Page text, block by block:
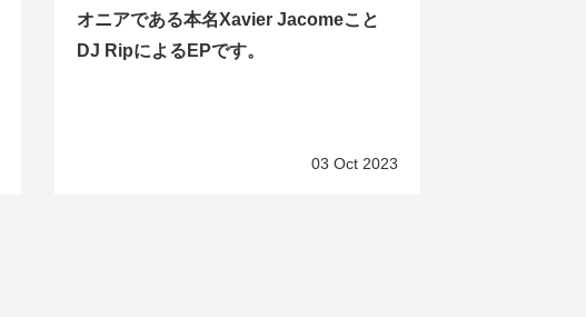
オニアである本名Xavier Jacomeこと
DJ RipによるEPです。
03 Oct 2023